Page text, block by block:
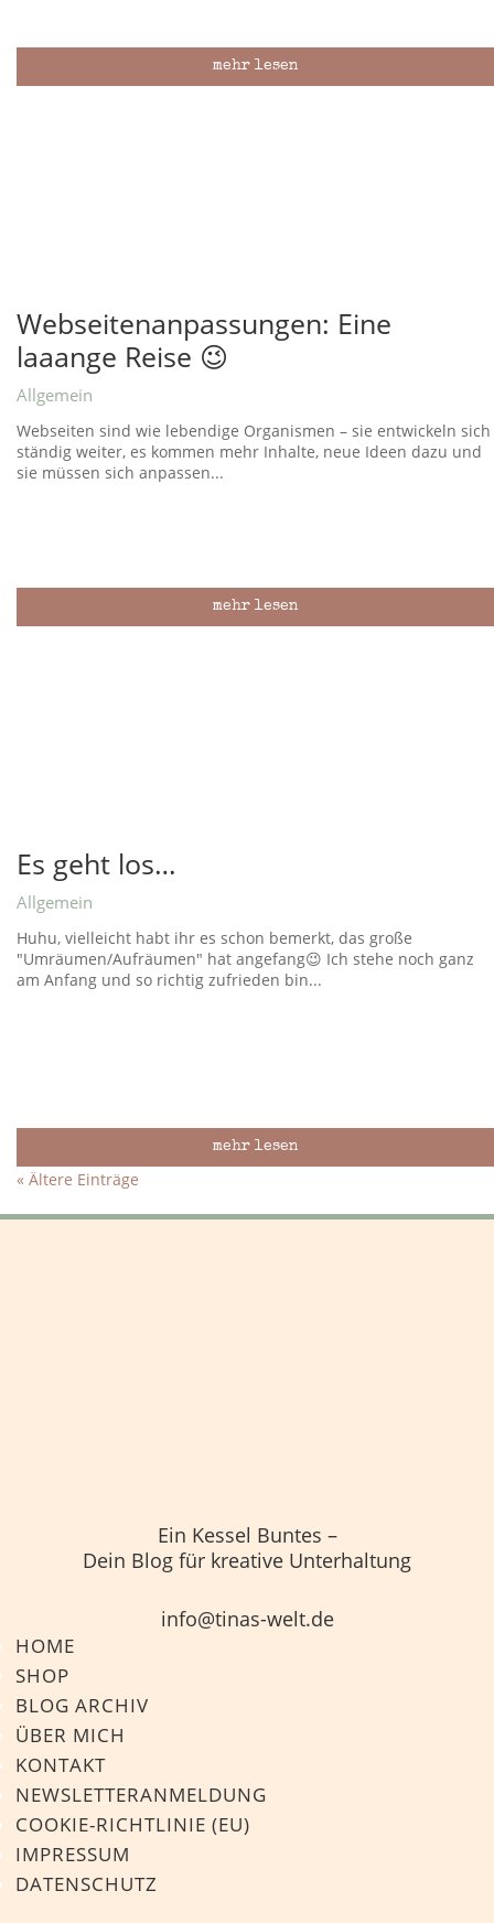
mehr lesen
Webseitenanpassungen: Eine
laaange Reise 😉
Allgemein
Webseiten sind wie lebendige Organismen – sie entwickeln sich
ständig weiter, es kommen mehr Inhalte, neue Ideen dazu und
sie müssen sich anpassen...
mehr lesen
Es geht los…
Allgemein
Huhu, vielleicht habt ihr es schon bemerkt, das große
"Umräumen/Aufräumen" hat angefang😉 Ich stehe noch ganz
am Anfang und so richtig zufrieden bin...
mehr lesen
« Ältere Einträge
Ein Kessel Buntes –
Dein Blog für kreative Unterhaltung
info@tinas-welt.de
HOME
SHOP
BLOG ARCHIV
ÜBER MICH
KONTAKT
NEWSLETTERANMELDUNG
COOKIE-RICHTLINIE (EU)
IMPRESSUM
DATENSCHUTZ